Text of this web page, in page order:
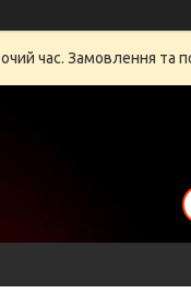
час. Замовлення